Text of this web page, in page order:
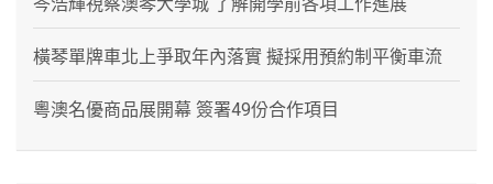
橫琴單牌車北上爭取年內落實 擬採用預約制平衡車流
粵澳名優商品展開幕 簽署49份合作項目